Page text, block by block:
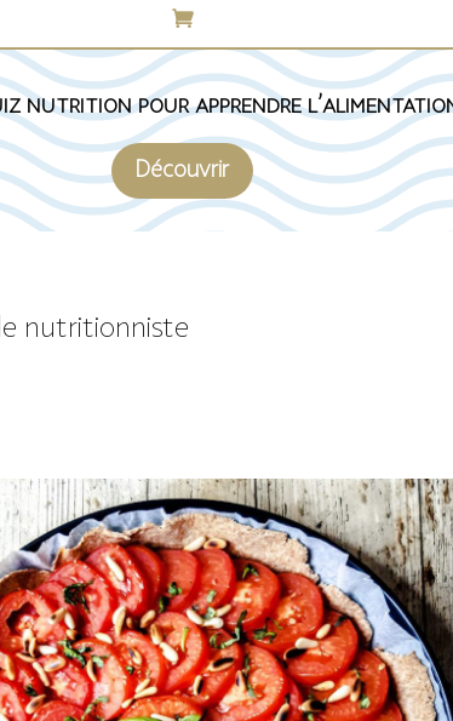
nutrition pour apprendre
Découvrir
nutritionniste